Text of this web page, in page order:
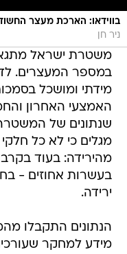
בווידאו: הארכת מעצר
ניר חן
משטרת ישראל
במספר המעצרים.
מידתי ומושכל
האמצעי האחרון
מגלים כי לא כל
מהירידה: בעוד
בעשרות אחוזים -
ירידה.
הנתונים התקבלו
מידע למחקר